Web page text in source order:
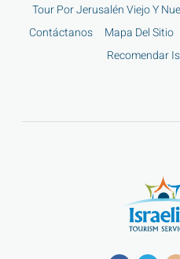
Tour Por Jerusalén Viejo Y
Contáctanos
Mapa Del Sitio
Recomendar